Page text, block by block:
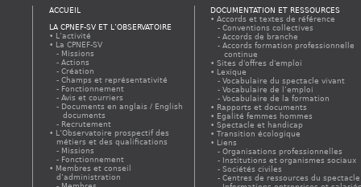
ACCUEIL
LA CPNEF-SV ET L’OBSERVATOIRE
L’activité
La CPNEF-SV
Missions
Actions
Création
Champs et représentativité
Fonctionnement
Avis et courriers
Documents en anglais / English
documents
Recrutement
L’Observatoire prospectif des
métiers et des qualifications
Missions
Fonctionnement
Membres et conseil
d’administration
DOCUMENTATION ET RESSOURCES
Accords et textes de référence
Conventions collectives
Accords de branche
Accords formation professionnelle
continue
Sites d'offres d'emploi
Lexique
Vocabulaire du spectacle vivant
Vocabulaire de l’emploi
Vocabulaire de la formation
Rapports et documents
Egalité femmes hommes
Spectacle et handicap
Transition écologique
Liens
Organisations professionnelles
Institutions et organismes sociaux
Sociétés civiles
Centres de ressources du spectacle